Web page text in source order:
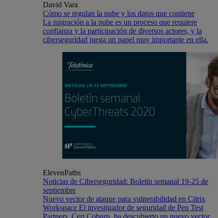
David Vara
Cómo se regulan la nube y los datos que contiene
La migración a la nube es un proceso que requiere
confianza y la participación de diversos actores, y la
ciberseguridad juega un papel muy importante en ella.
ElevenPaths
Noticias de Ciberseguridad: Boletín semanal 19-25 de
septiembre
Nuevo vector de ataque para vulnerabilidad en Citrix
Workspace El investigador de seguridad de Pen Test
Partners, Ceri Coburn, ha descubierto un nuevo vector